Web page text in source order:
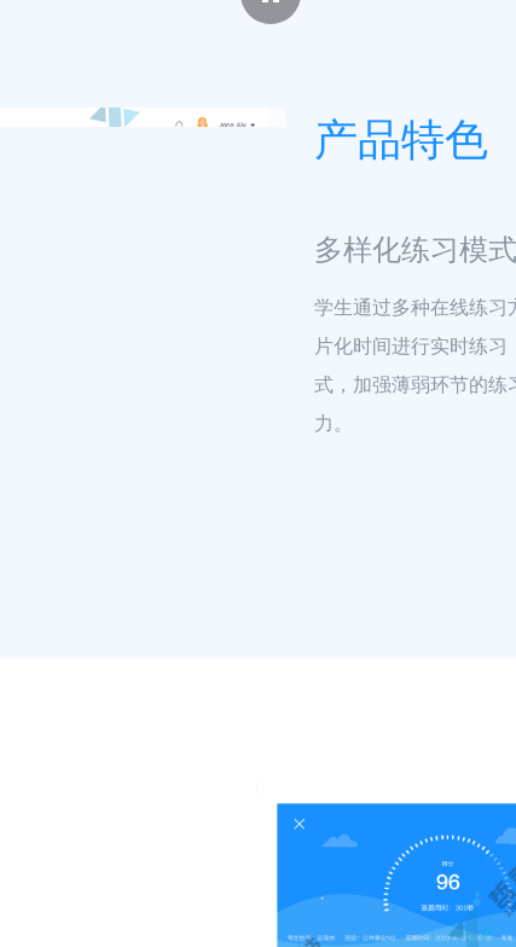
产品特色
多样化练习模
学生通过多种在线练习
片化时间进行实时练
式，加强薄弱环节的练
力。